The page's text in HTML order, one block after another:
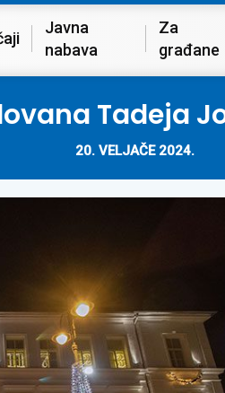
Javna
nabava
Za
građane
Tadeja
20. VELJAČE 2024.